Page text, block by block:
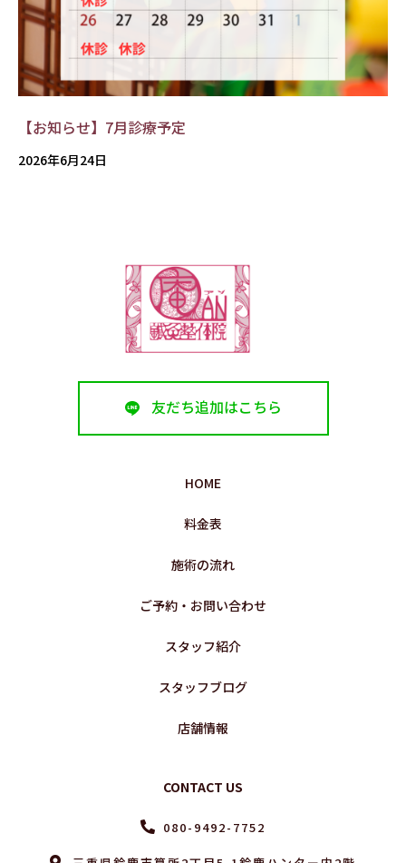
【お知らせ】7月診療予定
2026年6月24日
友だち追加はこちら
HOME
料金表
施術の流れ
ご予約・お問い合わせ
スタッフ紹介
スタッフブログ
店舗情報
CONTACT US
080-9492-7752